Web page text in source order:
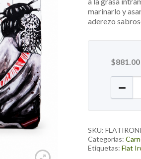
marinarlo y
aderezo
$881.00
Flat
SKU:
Categorías:
Etiquetas:Flat